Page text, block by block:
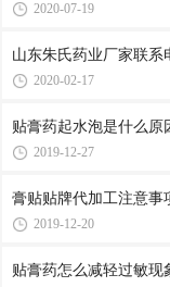
2020-07-19
山东朱氏药业厂家联
2020-02-17
贴膏药起水泡是什么
2019-12-27
膏贴贴牌代加工注意事
2019-12-20
贴膏药怎么减轻过敏现